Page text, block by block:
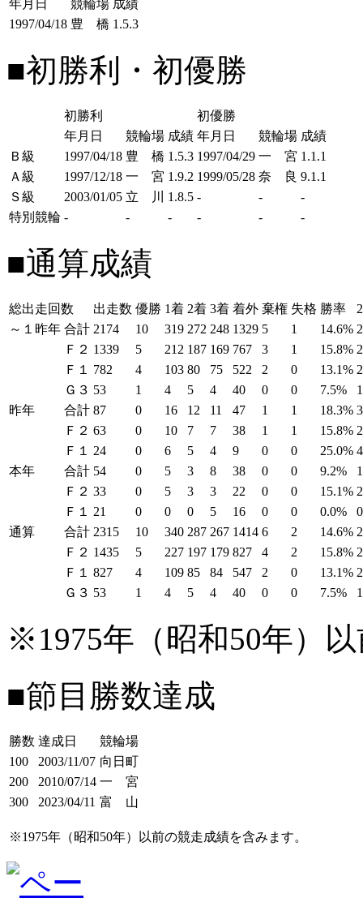
年月日 競輪場 成績
1997/04/18 豊 橋 1.5.3
■初勝利・初優勝
初勝利
初優勝
年月日
競輪場 成績 年月日 競輪場 成績
Ｂ級
1997/04/18 豊 橋 1.5.3 1997/04/29 一 宮 1.1.1
Ａ級
1997/12/18 一 宮 1.9.2 1999/05/28 奈 良 9.1.1
Ｓ級
2003/01/05 立 川 1.8.5 - -
-
特別競輪 - - - - - -
■通算成績
総出走回数 出走数 優勝 1着 2着 3着 着外 棄権 失格 勝率
～１昨年 合計 2174 10 319 272 248 1329 5 1 14.6%
Ｆ２ 1339 5 212 187 169 767 3 1 15.8%
Ｆ１
782 4 103 80 75 522 2 0 13.1%
Ｇ３ 53 1 4 5 4 40 0 0 7.5%
昨年
合計 87 0 16 12 11 47 1 1 18.3%
Ｆ２ 63 0 10 7 7 38 1 1 15.8%
Ｆ１
24 0 6 5 4 9 0 0 25.0%
本年
合計 54 0 5 3 8 38 0 0 9.2%
Ｆ２ 33 0 5 3 3 22 0 0 15.1%
Ｆ１
21 0 0 0 5 16 0 0 0.0%
通算
合計 2315 10 340 287 267 1414 6 2 14.6%
Ｆ２ 1435 5 227 197 179 827 4 2 15.8%
Ｆ１
827 4 109 85 84 547 2 0 13.1%
Ｇ３ 53 1 4 5 4 40 0 0 7.5%
※1975年（昭和50年）
■節目勝数達成
勝数 達成日
競輪場
100
2003/11/07 向日町
200
2010/07/14 一 宮
300
2023/04/11 富 山
※1975年（昭和50年）以前の競走成績を含みます。